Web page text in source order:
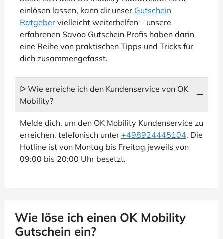
einlösen lassen, kann dir unser Gutschein
Ratgeber vielleicht weiterhelfen – unsere
erfahrenen Savoo Gutschein Profis haben darin
eine Reihe von praktischen Tipps und Tricks für
dich zusammengefasst.
ᐅ Wie erreiche ich den Kundenservice von OK
Mobility?
Melde dich, um den OK Mobility Kundenservice zu
erreichen, telefonisch unter +498924445104. Die
Hotline ist von Montag bis Freitag jeweils von
09:00 bis 20:00 Uhr besetzt.
Wie löse ich einen OK Mobility
Gutschein ein?